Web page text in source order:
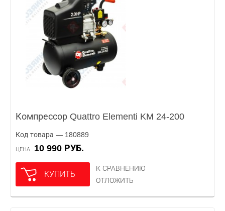
Компрессор Quattro Elementi KM 24-200
Код товара — 180889
ЦЕНА 10 990 РУБ.
КУПИТЬ
К СРАВНЕНИЮ
ОТЛОЖИТЬ